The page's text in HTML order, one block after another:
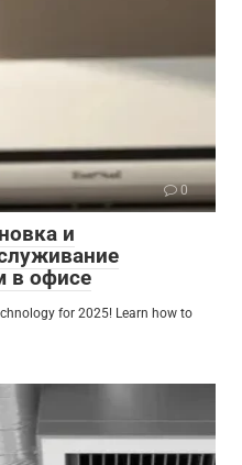
0
и
в офисе
for 2025! Learn how to